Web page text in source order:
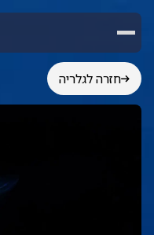
חזרה לגלריה